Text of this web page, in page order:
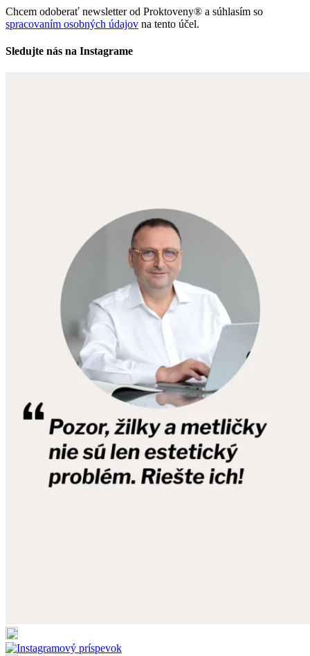
Chcem odoberať newsletter od Proktoveny® a súhlasím so
spracovaním osobných údajov na tento účel.
Sledujte nás na Instagrame